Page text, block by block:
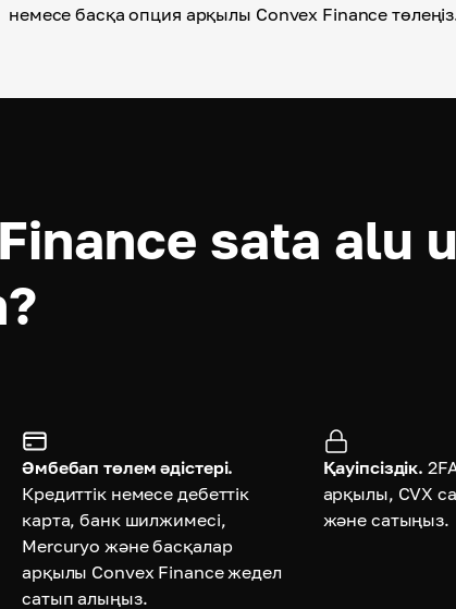
немесе басқа опция арқылы Convex Finance
sata alu
Әмбебап төлем әдістері.
Кредиттік немесе дебеттік
карта, банк шилжимесі,
Mercuryo және басқалар
арқылы Convex Finance жедел
сатып алыңыз.
Қауіпсіздік.
арқылы, CVX
және сатыңыз.